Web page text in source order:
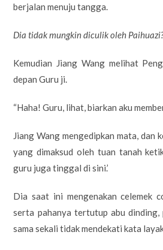
berjalan menuju tangga.
Dia tidak mungkin diculik oleh
Kemudian Jiang Wang melihat
depan Guru ji.
“Haha! Guru, lihat, biarkan aku
Jiang Wang mengedipkan mata, dan
yang dimaksud oleh tuan tanah
guru juga tinggal di sini.’
Dia saat ini mengenakan celemek
serta pahanya tertutup abu dinding,
sama sekali tidak mendekati kata